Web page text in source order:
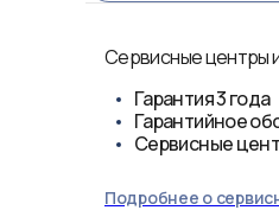
Сервисные центры
Гарантия3 года
Гарантийное
Сервисные
Подробнее о